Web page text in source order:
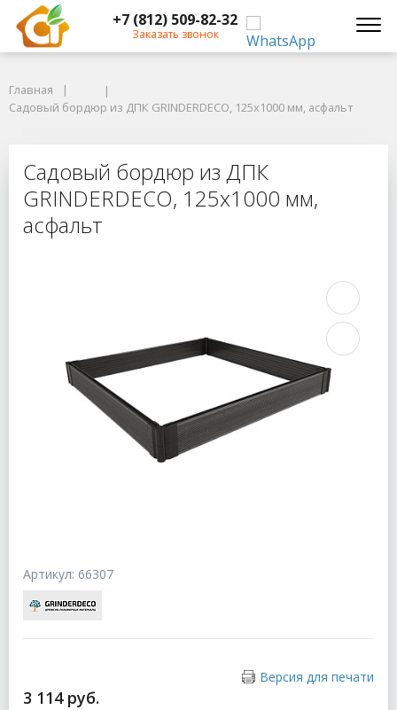
+7 (812) 509-82-32
Заказать звонок
Садовый бордюр из ДПК GRINDERDECO, 125х1000 мм, асфальт
Садовый бордюр из ДПК
Главная
Садовый бордюр из ДПК GRINDERDECO, 125х1000 мм, асфальт
Садовый бордюр из ДПК
GRINDERDECO, 125х1000 мм,
асфальт
Артикул: 66307
Версия для печати
3 114 руб.